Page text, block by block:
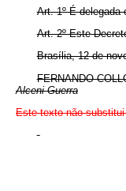
Art. 1º É delegada
Art. 2º Este
Brasília, 12 de
FERNANDO
Alceni Guerra
Este texto não